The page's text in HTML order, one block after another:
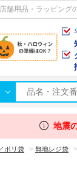
舗用品・ラッピング
info 地震
ポリ袋 > 無地レジ袋 >